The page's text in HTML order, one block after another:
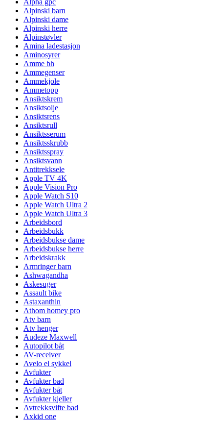
Alpha gpc
Alpinski barn
Alpinski dame
Alpinski herre
Alpinstøvler
Amina ladestasjon
Aminosyrer
Amme bh
Ammegenser
Ammekjole
Ammetopp
Ansiktskrem
Ansiktsolje
Ansiktsrens
Ansiktsrull
Ansiktsserum
Ansiktsskrubb
Ansiktsspray
Ansiktsvann
Antitrekksele
Apple TV 4K
Apple Vision Pro
Apple Watch S10
Apple Watch Ultra 2
Apple Watch Ultra 3
Arbeidsbord
Arbeidsbukk
Arbeidsbukse dame
Arbeidsbukse herre
Arbeidskrakk
Armringer barn
Ashwagandha
Askesuger
Assault bike
Astaxanthin
Athom homey pro
Atv barn
Atv henger
Audeze Maxwell
Autopilot båt
AV-receiver
Avelo el sykkel
Avfukter
Avfukter bad
Avfukter båt
Avfukter kjeller
Avtrekksvifte bad
Axkid one